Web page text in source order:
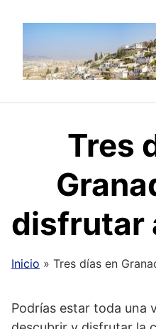
Tres
disfrutar
Inicio » Tres días en
Podrías estar toda una